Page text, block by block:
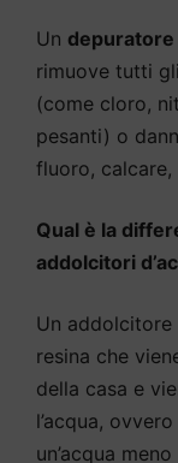
Un depuratore
rimuove tutti
(come cloro,
pesanti) o
fluoro,
Qual è la
addolcitori
Un
resina che
della casa e
l’acqua,
un’acqua